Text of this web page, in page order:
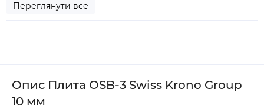
Переглянути все
Опис Плита OSB-3 Swiss Krono Group
10 мм